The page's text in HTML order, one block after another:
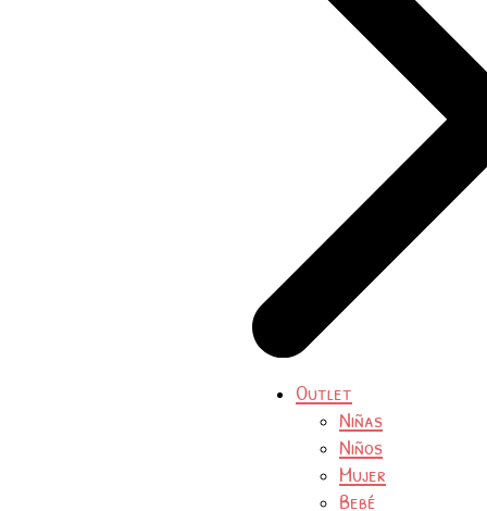
Outlet
Niñas
Niños
Mujer
Bebé